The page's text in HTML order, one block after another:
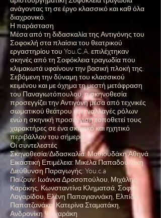
ανάγοντας τη σε έργο κλασσικό και καθ όλα
διαχρονικό.
Η παράσταση
Μέσα από τη διδασκαλία της Αντιγόνης του
Σοφοκλή στα πλαίσια του θεατρικού
εργαστηρίου του You.C.A. επιλέχτηκαν
σκηνές από τη Σοφόκλεια τραγωδία που
κλιμακωτά υφαίνουν την βασική πλοκή της.
Σεβόμενη την δύναμη του κλασσικού
κειμένου και με όχημα τη μεστή μετάφραση
του Παναγιωτόπουλου, η σκηνοθεσία
προσεγγίζει την Αντιγόνη μέσα από τεχνικές
σωματικού θεάτρου και εναλλαγές ρόλων
ενώ η σκηνική προσέγγιση τοποθετεί τους
χαρακτήρες σε ένα σκηνικό και ηχητικό
περιβάλλον του σήμερα.
Οι συντελεστές
Σκηνοθεσία/Διδασκαλία: Μαθιουδάκη Αθηνά
Εικαστική Επιμέλεια: Μικέλα Παπαδουλάκη
Διεύθυνση Παραγωγής: You.c.a
Παίζουν: Ιωάννα Δροσοπούλου, Μιχάλης
Καράκης, Κωνσταντίνα Κληματσά, Σοφία
Λογαρίδου, Ελένη Παπαγιαννάκη, Ελπίδα
Παπατζανάκη, Κατερίνα Σταματάκη,
Ανδρονίκη Ψυχαράκη